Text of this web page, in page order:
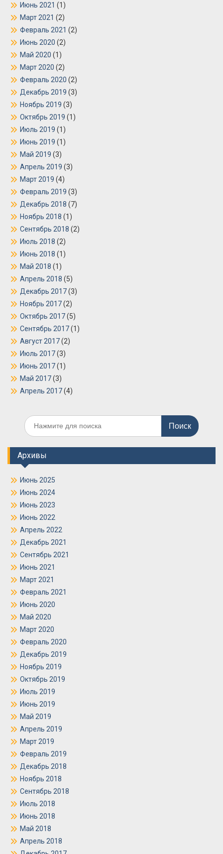
Июнь 2021 (1)
Март 2021 (2)
Февраль 2021 (2)
Июнь 2020 (2)
Май 2020 (1)
Март 2020 (2)
Февраль 2020 (2)
Декабрь 2019 (3)
Ноябрь 2019 (3)
Октябрь 2019 (1)
Июль 2019 (1)
Июнь 2019 (1)
Май 2019 (3)
Апрель 2019 (3)
Март 2019 (4)
Февраль 2019 (3)
Декабрь 2018 (7)
Ноябрь 2018 (1)
Сентябрь 2018 (2)
Июль 2018 (2)
Июнь 2018 (1)
Май 2018 (1)
Апрель 2018 (5)
Декабрь 2017(3)
Ноябрь 2017(2)
Октябрь 2017(5)
Сентябрь 2017(1)
Август 2017(2)
Июль 2017(3)
Июнь 2017(1)
Май 2017(3)
Апрель 2017(4)
Поиск
по:
Архивы
Июнь 2025
Июнь 2024
Июнь 2023
Июнь 2022
Апрель 2022
Декабрь 2021
Сентябрь 2021
Июнь 2021
Март 2021
Февраль 2021
Июнь 2020
Май 2020
Март 2020
Февраль 2020
Декабрь 2019
Ноябрь 2019
Октябрь 2019
Июль 2019
Июнь 2019
Май 2019
Апрель 2019
Март 2019
Февраль 2019
Декабрь 2018
Ноябрь 2018
Сентябрь 2018
Июль 2018
Июнь 2018
Май 2018
Апрель 2018